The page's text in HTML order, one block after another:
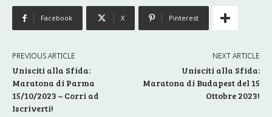
Facebook X Pinterest
PREVIOUS ARTICLE
Unisciti alla Sfida:
Maratona di Parma
15/10/2023 – Corri ad
Iscriverti!
NEXT ARTICLE
Unisciti alla Sfida:
Maratona di Budapest del 15
Ottobre 2023!